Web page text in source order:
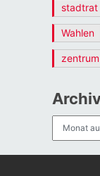
stadtrat
Wahlen
zentrum